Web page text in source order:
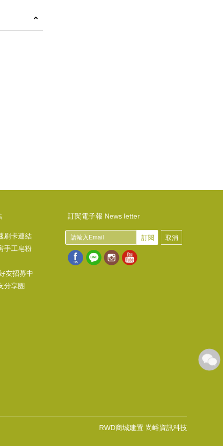
刷卡連結
手工皂粉
友招募中
分享團
訂閱電子報 News letter
訂閱 取消
RWD商城建置 尚峪資訊科技